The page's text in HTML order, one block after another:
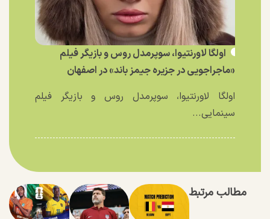
اولگا لاورنتیوا، سوپرمدل روس و بازیگر فیلم
«ماجراجویی در جزیره جیمز باند» در اصفهان
اولگا لاورنتیوا، سوپرمدل روس و بازیگر فیلم
سینمایی...
مطالب مرتبط